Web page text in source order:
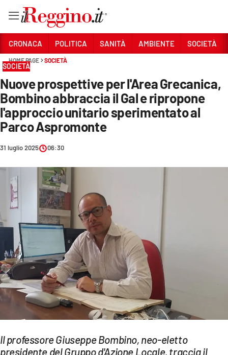
Sezioni
CRONACA
SANITÀ
AMBIENTE
SOCIETÀ
CULTURA
ECONOMIA E LAVORO
EVENTI
SPORT
Streaming
LAC TV
LAC ONAIR
CRONACA POLITICA SANITÀ AMBIENTE SOCIETÀ
HOME PAGE SOCIETÀ
SOCIETÀ
Nuove prospettive per l'Area Grecanica,
Bombino abbraccia il Gal e ripropone
l'approccio unitario sperimentato al
Parco Aspromonte
31 luglio 2025 06:30
Il professore Giuseppe Bombino, neo-eletto
presidente del Gruppo d'Azione Locale, traccia il